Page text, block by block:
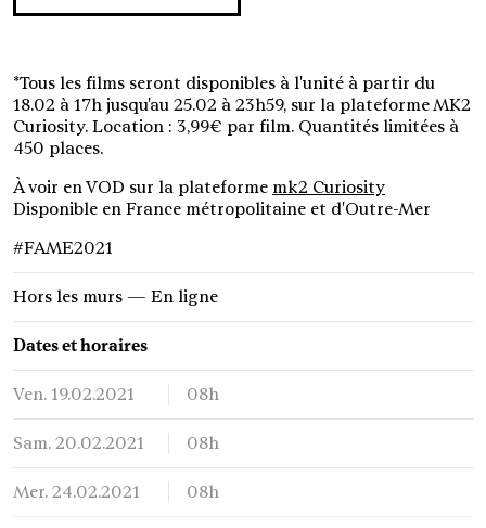
*Tous les films seront disponibles à l'unité à partir du
18.02 à 17h jusqu'au 25.02 à 23h59, sur la plateforme MK2
Curiosity. Location : 3,99€ par film. Quantités limitées à
450 places.
À voir en VOD sur la plateforme mk2 Curiosity
Disponible en France métropolitaine et d'Outre-Mer
#FAME2021
Hors les murs — En ligne
Dates et horaires
Ven. 19.02.2021 08h
Sam. 20.02.2021 08h
Mer. 24.02.2021 08h